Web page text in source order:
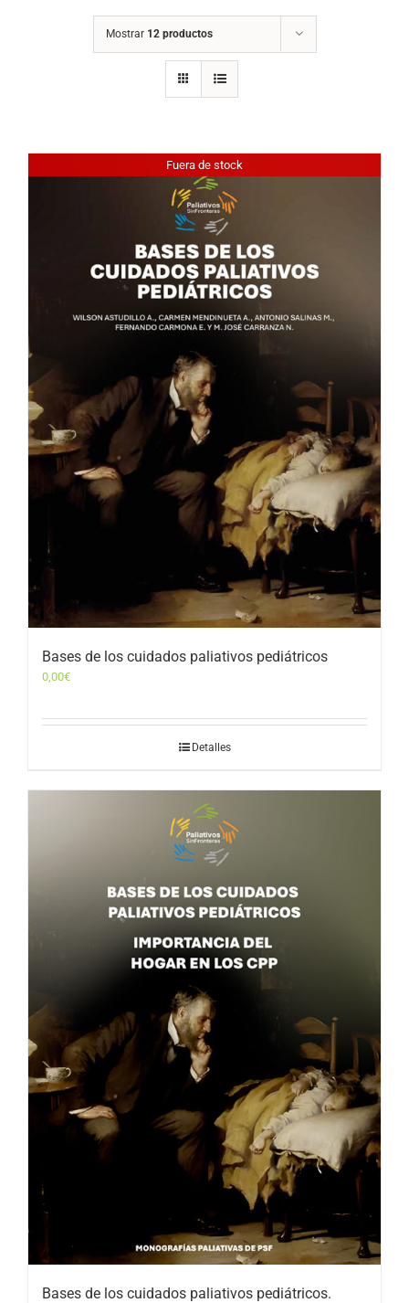
Mostrar 12 productos
Fuera de stock
Bases de los cuidados paliativos pediátricos
0,00€
Detalles
Bases de los cuidados paliativos pediátricos.